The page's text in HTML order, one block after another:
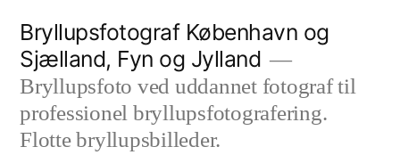
indhold
Bryllupsfotograf København og
Sjælland, Fyn og Jylland
Bryllupsfoto ved uddannet fotograf til
professionel bryllupsfotografering.
Flotte bryllupsbilleder.